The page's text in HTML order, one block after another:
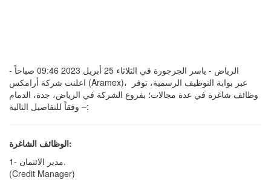
الرياض - ياسر الجرجورة في الثلاثاء 25 أبريل 2023 09:46 صباحاً -
اعلنت شركة أرامكس (Aramex)، عبر بوابة التوظيف الرسمية، توفر
وظائف شاغرة في عدة مجالات؛ بفروع الشركة في الرياض، جدة، الدمام
– وفقاً للتفاصيل التالية:
الوظائف الشاغرة:
1- مدير الائتمان.
(Credit Manager)